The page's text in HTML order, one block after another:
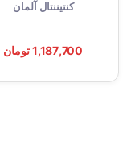
کنتیننتال آلمان
1,187,700 تومان